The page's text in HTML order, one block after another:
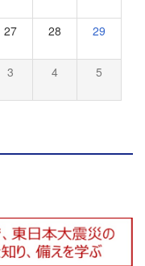
27 28 29
3 4 5